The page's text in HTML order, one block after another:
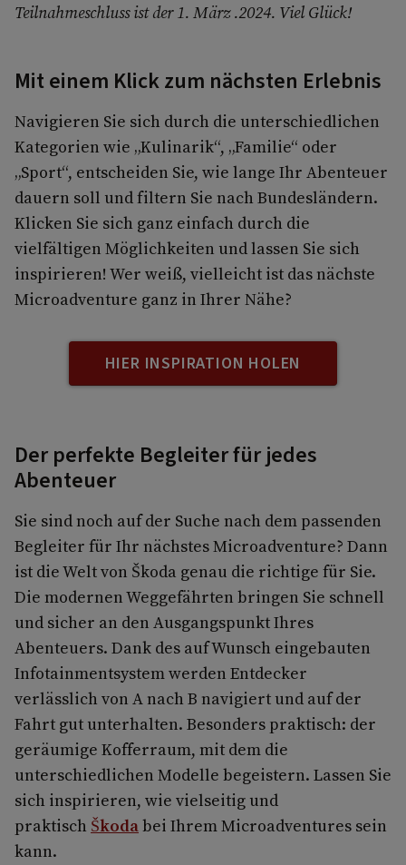
Teilnahmeschluss ist der 1. März .2024. Viel Glück!
Mit einem Klick zum nächsten Erlebnis
Navigieren Sie sich durch die unterschiedlichen
Kategorien wie „Kulinarik“, „Familie“ oder
„Sport“, entscheiden Sie, wie lange Ihr Abenteuer
dauern soll und filtern Sie nach Bundesländern.
Klicken Sie sich ganz einfach durch die
vielfältigen Möglichkeiten und lassen Sie sich
inspirieren! Wer weiß, vielleicht ist das nächste
Microadventure ganz in Ihrer Nähe?
HIER INSPIRATION HOLEN
Der perfekte Begleiter für jedes
Abenteuer
Sie sind noch auf der Suche nach dem passenden
Begleiter für Ihr nächstes Microadventure? Dann
ist die Welt von Škoda genau die richtige für Sie.
Die modernen Weggefährten bringen Sie schnell
und sicher an den Ausgangspunkt Ihres
Abenteuers. Dank des auf Wunsch eingebauten
Infotainmentsystem werden Entdecker
verlässlich von A nach B navigiert und auf der
Fahrt gut unterhalten. Besonders praktisch: der
geräumige Kofferraum, mit dem die
unterschiedlichen Modelle begeistern. Lassen Sie
sich inspirieren, wie vielseitig und
praktisch Škodabei Ihrem Microadventures sein
kann.